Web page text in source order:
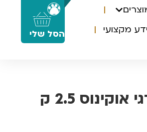
0
הסל שלי
מקצועי
2.5 ק